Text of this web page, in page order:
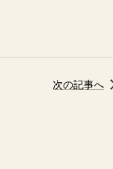
次の記事へ